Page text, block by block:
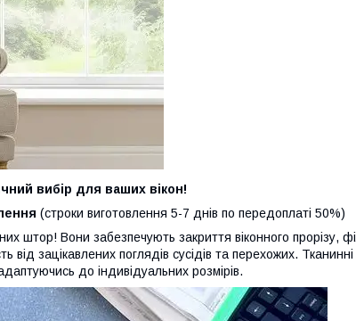
вибір для ваших вікон!
(строки виготовлення 5-7 днів по передоплаті 50%)
штор! Вони забезпечують закриття віконного прорізу,
від зацікавлених поглядів сусідів та перехожих.
до індивідуальних розмірів.